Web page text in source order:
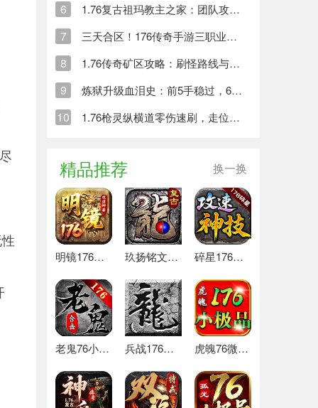
6 1.76复古祖玛教主之家：团队攻略与装备获取指南
7 三天合区！176传奇手游三职业激战，装备全靠打
8 1.76传奇矿区攻略：刷怪路线与尸王殿争夺秘籍
9 炼狱升级血泪史：前5手稳过，6、7手这样保
10 1.76枪灵纵横道零伤速刷，走位技巧全解析
精品推荐 换一换
明镜176攻速神器 最新版 玖扬铭文复古176 热门下载 碎星176攻速神技 热门下载
老鬼76小极品合击 推荐 兵战176特戒版 安卓版 虎魄76微变小极品 推荐